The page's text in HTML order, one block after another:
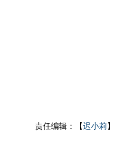
责任编辑：【迟小莉 】